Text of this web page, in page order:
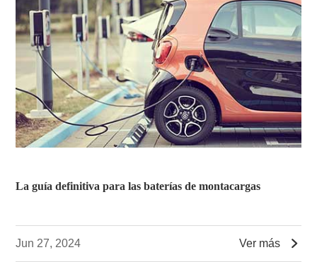
La guía definitiva para las baterías de montacargas
Jun 27, 2024 Ver más 